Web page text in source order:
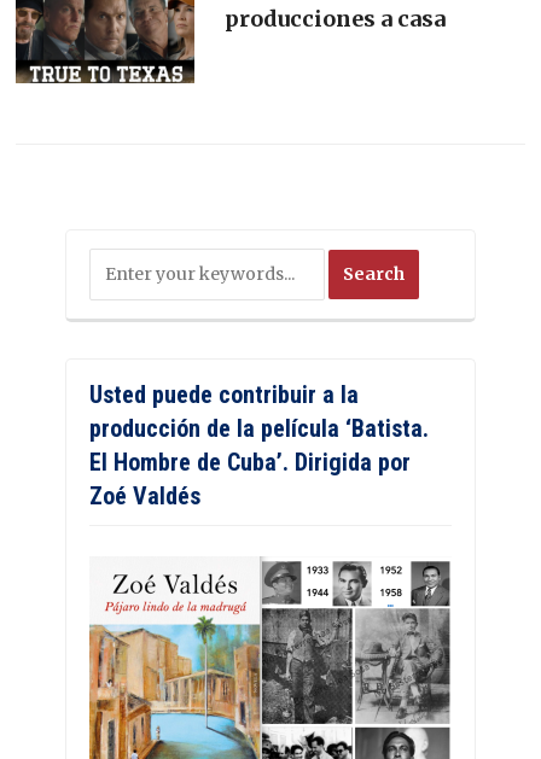
producciones a casa
Usted puede contribuir a la
producción de la película ‘Batista.
El Hombre de Cuba’. Dirigida por
Zoé Valdés